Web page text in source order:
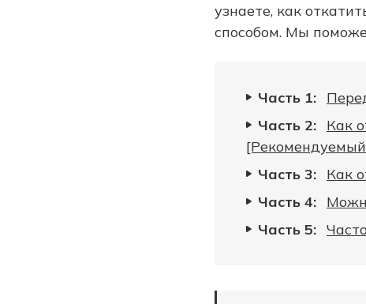
узнаете, как
способом. Мы
Часть 1:
Часть 2:
Как
[Рекомендуемый
Часть 3:
Как
Часть 4:
Часть 5: